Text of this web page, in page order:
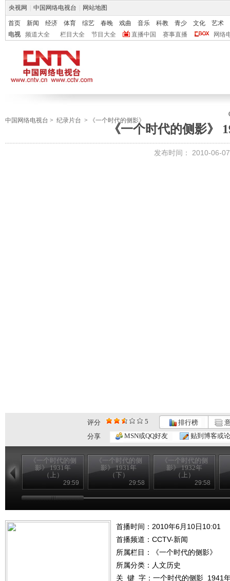
央视网 中国网络电视台 网站地图
首页 新闻 经济 体育 综艺 春晚 戏曲 音乐 科教 青少 文化
艺术
电视
频道大全 栏目大全 节目大全 直播中国 赛事直播 网络
中国网络电视台 > 纪录片台 > 《一个时代的侧影》
《一个时代的侧影》
发布时间： 2010-06-
评分 5 排行榜
分享
MSN或QQ好友 贴到博客或
《一个时代的侧
影》 1931年
（上）
29:59
《一个时代的侧
影》 1931年
（下）
29:58
《一个时代的侧
影》 1932年
（上）
29:58
首播时间：2010年6月10日10:01
首播频道： CCTV-新闻
所属栏目：
《一个时代的侧影》
所属分类：人文历史
关 键 字： 一个时代的侧影 1941